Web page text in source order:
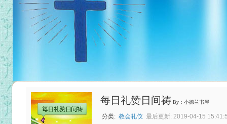
每日礼赞日间祷 By：小德兰书屋
分类: 教会礼仪 最后更新: 2019-04-15